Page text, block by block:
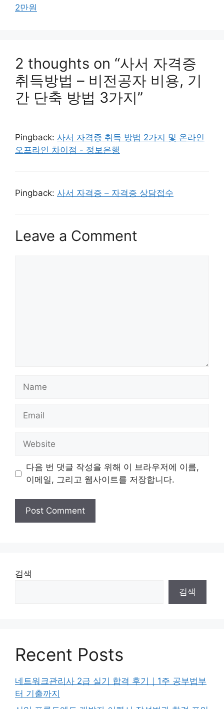
2만원
2 thoughts on “사서 자격증
취득방법 – 비전공자 비용, 기
간 단축 방법 3가지”
Pingback: 사서 자격증 취득 방법 2가지 및 온라인
오프라인 차이점 - 정보은행
Pingback: 사서 자격증 – 자격증 상담접수
Leave a Comment
Name
Email
Website
다음 번 댓글 작성을 위해 이 브라우저에 이름,
이메일, 그리고 웹사이트를 저장합니다.
검색
검색
Recent Posts
네트워크관리사 2급 실기 합격 후기｜1주 공부법부
터 기출까지